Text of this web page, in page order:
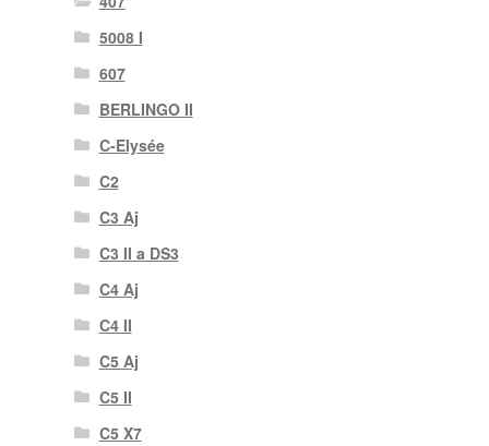
5008 I
607
BERLINGO II
C-Elysée
C2
C3 Aj
C3 II a DS3
C4 Aj
C4 II
C5 Aj
C5 II
C5 X7